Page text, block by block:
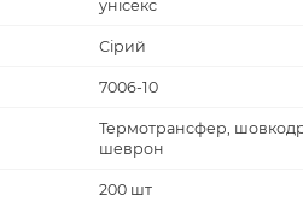
унісекс
Сірий
7006-10
Термотрансфер,
шеврон
200 шт